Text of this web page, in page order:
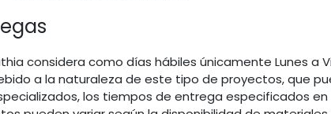
considera como días hábiles únicamente Lunes a
a la naturaleza de este tipo de proyectos, que
los tiempos de entrega especificados